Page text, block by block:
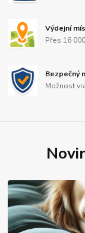
Výdejní
Přes 16
Bezpečný
Možnost